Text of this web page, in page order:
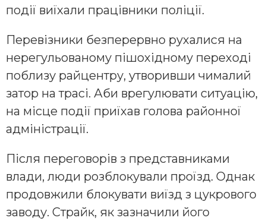
події виїхали працівники поліції.
Перевізники безперервно рухалися на
нерегульованому пішохідному переході
поблизу райцентру, утворивши чималий
затор на трасі. Аби врегулювати ситуацію,
на місце події приїхав голова районної
адміністрації.
Після переговорів з представниками
влади, люди розблокували проїзд. Однак
продовжили блокувати виїзд з цукрового
заводу. Страйк, як зазначили його